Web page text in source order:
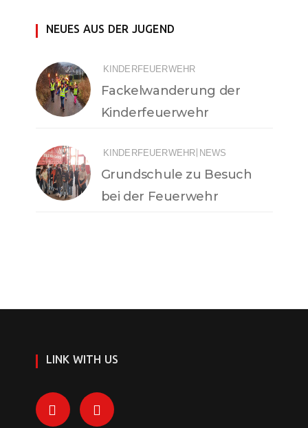
NEUES AUS DER JUGEND
KINDERFEUERWEHR
Fackelwanderung der
Kinderfeuerwehr
KINDERFEUERWEHR NEWS
Grundschule zu Besuch
bei der Feuerwehr
LINK WITH US